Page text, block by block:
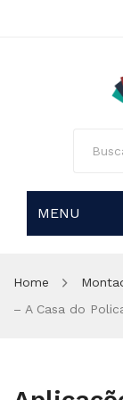
MENU
Home
– A Casa do